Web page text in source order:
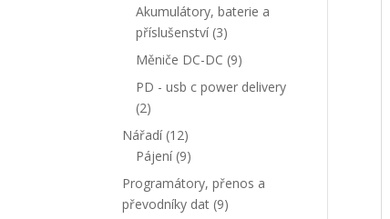
produktů
Akumulátory, baterie a
příslušenství 33
produkty
Měniče DC-DC 99
produktů
PD - usb c power delivery
22
produkty
Nářadí 1212
produktů
Pájení 99
produktů
Programátory, přenos a
převodníky dat 99